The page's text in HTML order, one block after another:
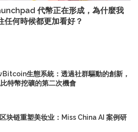
代幣正在形成，為什麼我
任何時候都更加看好？
生態系統：透過社群驅動的創新，
特幣挖礦的第二次機會
块链重塑美妆业：Miss China AI 案例研